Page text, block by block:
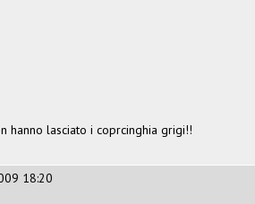
hanno lasciato i coprcinghia grigi!!
18:20